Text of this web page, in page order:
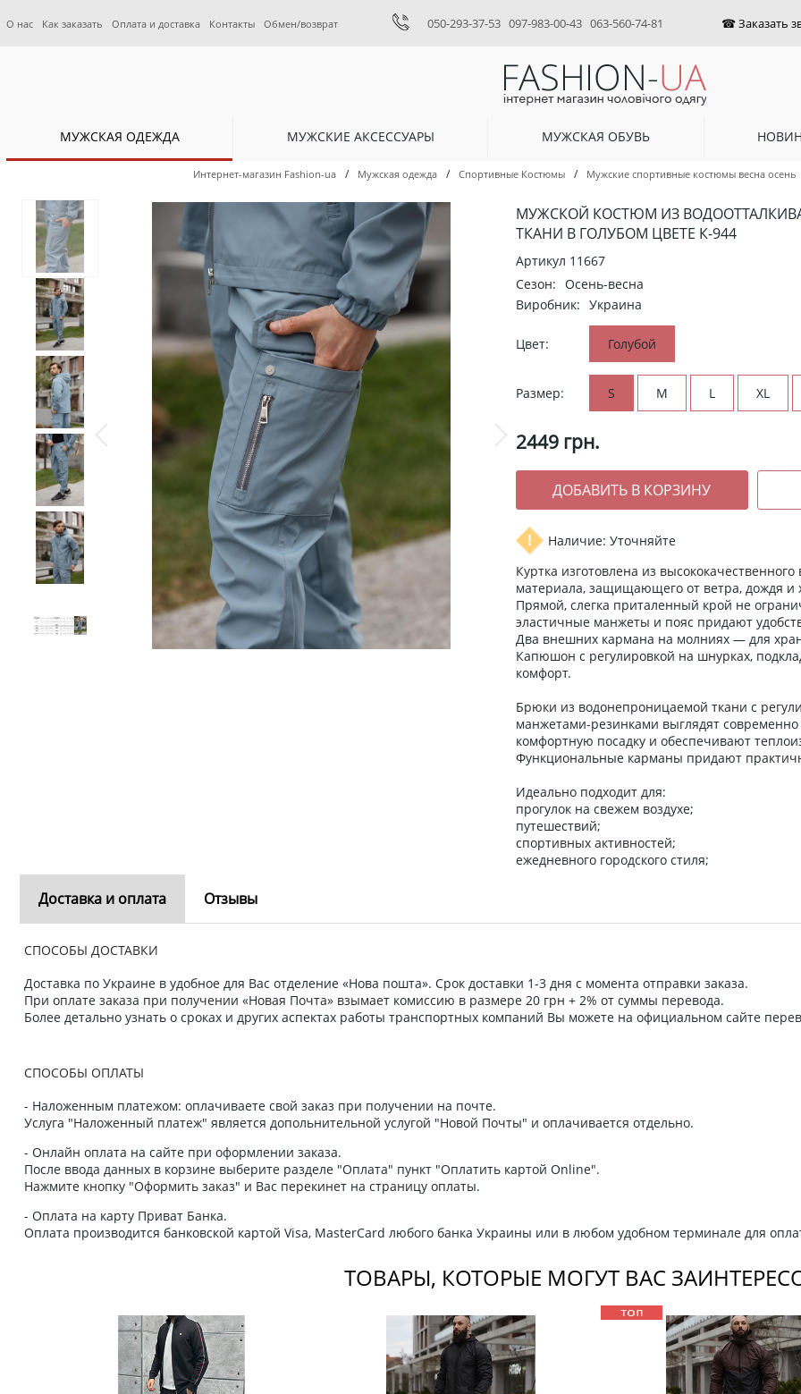
О нас Как заказать Оплата и доставка Контакты Обмен/возврат 050-293-37-53 097-983-00-43 063-560-74-81
МУЖСКАЯ ОДЕЖДА МУЖСКИЕ АКСЕССУАРЫ МУЖСКАЯ ОБУВЬ
Интернет-магазин Fashion-ua / Мужская одежда / Спортивные Костюмы / Мужские спортивные костюмы весна осень
МУЖСКОЙ КОСТЮМ ИЗ
ТКАНИ В ГОЛУБОМ ЦВЕТЕ К-944
Артикул 11667
Сезон: Осень-весна
Виробник: Украина
Цвет: Голубой
Размер: S M L XL
2449 грн.
Наличие: Уточняйте
Куртка изготовлена ​​из
материала, защищающего от ветра, дождя и
Прямой, слегка приталенный крой не
эластичные манжеты и пояс придают
Два внешних кармана на молниях — для
Капюшон с регулировкой на шнурках,
комфорт.
Брюки из водонепроницаемой ткани с
манжетами-резинками выглядят современно
комфортную посадку и обеспечивают
Функциональные карманы придают
Идеально подходит для:
прогулок на свежем воздухе;
путешествий;
спортивных активностей;
ежедневного городского стиля;
Доставка и оплата Отзывы
СПОСОБЫ ДОСТАВКИ
Доставка по Украине в удобное для Вас отделение «Нова пошта». Срок доставки 1-3 дня с момента отправки заказа.
При оплате заказа при получении «Новая Почта» взымает комиссию в размере 20 грн + 2% от суммы перевода.
Более детально узнать о сроках и других аспектах работы транспортных компаний Вы можете на официальном сайте
СПОСОБЫ ОПЛАТЫ
- Наложенным платежом: оплачиваете свой заказ при получении на почте.
Услуга "Наложенный платеж" является допольнительной услугой "Новой Почты" и оплачивается отдельно.
- Онлайн оплата на сайте при оформлении заказа.
После ввода данных в корзине выберите разделе "Оплата" пункт "Оплатить картой Online".
Нажмите кнопку "Оформить заказ" и Вас перекинет на страницу оплаты.
- Оплата на карту Приват Банка.
Оплата производится банковской картой Visa, MasterCard любого банка Украины или в любом удобном терминале для
ТОВАРЫ, КОТОРЫЕ МОГУТ ВАС